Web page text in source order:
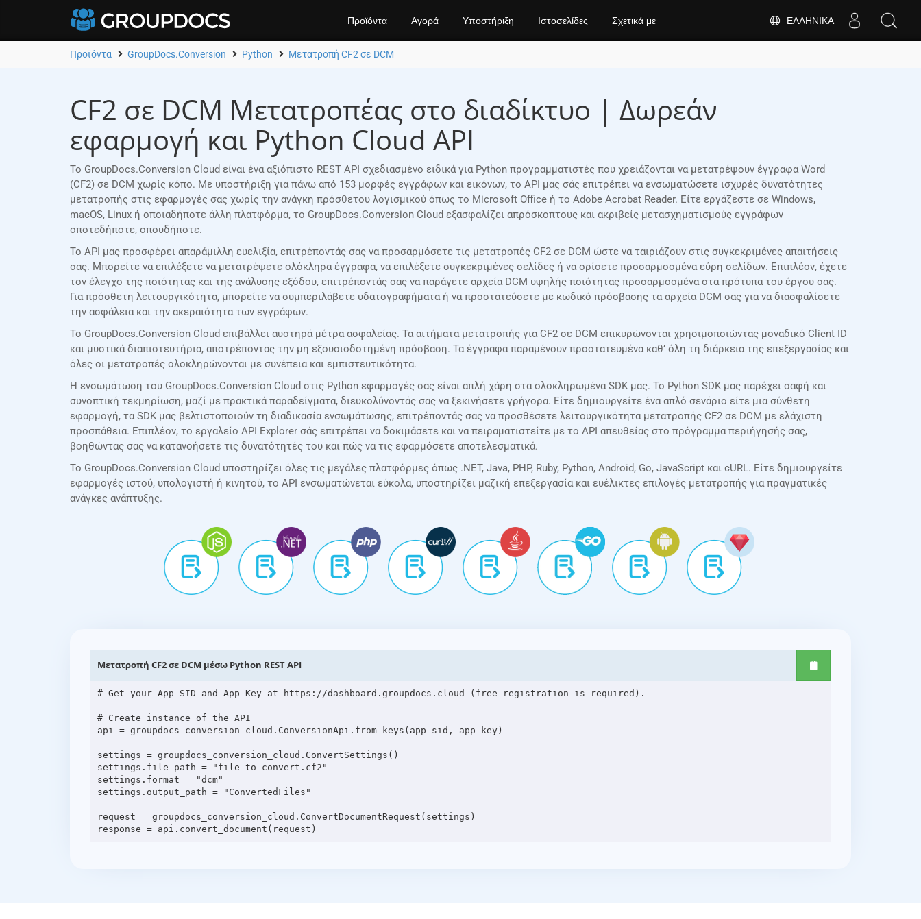
ΕΛΛΗΝΙΚΆ
Προϊόντα Αγορά Υποστήριξη Ιστοσελίδες Σχετικά με
Προϊόντα GroupDocs.Conversion Python Μετατροπή CF2 σε DCM
CF2 σε DCM Μετατροπέας στο διαδίκτυο | Δωρεάν
εφαρμογή και Python Cloud API
Το GroupDocs.Conversion Cloud είναι ένα αξιόπιστο REST API σχεδιασμένο ειδικά για Python προγραμματιστές που χρειάζονται να μετατρέψουν έγγραφα Word
(CF2) σε DCM χωρίς κόπο. Με υποστήριξη για πάνω από 153 μορφές εγγράφων και εικόνων, το API μας σάς επιτρέπει να ενσωματώσετε ισχυρές δυνατότητες
μετατροπής στις εφαρμογές σας χωρίς την ανάγκη πρόσθετου λογισμικού όπως το Microsoft Office ή το Adobe Acrobat Reader. Είτε εργάζεστε σε Windows,
macOS, Linux ή οποιαδήποτε άλλη πλατφόρμα, το GroupDocs.Conversion Cloud εξασφαλίζει απρόσκοπτους και ακριβείς μετασχηματισμούς εγγράφων
οποτεδήποτε, οπουδήποτε.
Το API μας προσφέρει απαράμιλλη ευελιξία, επιτρέποντάς σας να προσαρμόσετε τις μετατροπές CF2 σε DCM ώστε να ταιριάζουν στις συγκεκριμένες απαιτήσεις
σας. Μπορείτε να επιλέξετε να μετατρέψετε ολόκληρα έγγραφα, να επιλέξετε συγκεκριμένες σελίδες ή να ορίσετε προσαρμοσμένα εύρη σελίδων. Επιπλέον, έχετε
τον έλεγχο της ποιότητας και της ανάλυσης εξόδου, επιτρέποντάς σας να παράγετε αρχεία DCM υψηλής ποιότητας προσαρμοσμένα στα πρότυπα του έργου σας.
Για πρόσθετη λειτουργικότητα, μπορείτε να συμπεριλάβετε υδατογραφήματα ή να προστατεύσετε με κωδικό πρόσβασης τα αρχεία DCM σας για να διασφαλίσετε
την ασφάλεια και την ακεραιότητα των εγγράφων.
Το GroupDocs.Conversion Cloud επιβάλλει αυστηρά μέτρα ασφαλείας. Τα αιτήματα μετατροπής για CF2 σε DCM επικυρώνονται χρησιμοποιώντας μοναδικό Client ID
και μυστικά διαπιστευτήρια, αποτρέποντας την μη εξουσιοδοτημένη πρόσβαση. Τα έγγραφα παραμένουν προστατευμένα καθ’ όλη τη διάρκεια της επεξεργασίας και
όλες οι μετατροπές ολοκληρώνονται με συνέπεια και εμπιστευτικότητα.
Η ενσωμάτωση του GroupDocs.Conversion Cloud στις Python εφαρμογές σας είναι απλή χάρη στα ολοκληρωμένα SDK μας. Το Python SDK μας παρέχει σαφή και
συνοπτική τεκμηρίωση, μαζί με πρακτικά παραδείγματα, διευκολύνοντάς σας να ξεκινήσετε γρήγορα. Είτε δημιουργείτε ένα απλό σενάριο είτε μια σύνθετη
εφαρμογή, τα SDK μας βελτιστοποιούν τη διαδικασία ενσωμάτωσης, επιτρέποντάς σας να προσθέσετε λειτουργικότητα μετατροπής CF2 σε DCM με ελάχιστη
προσπάθεια. Επιπλέον, το εργαλείο API Explorer σάς επιτρέπει να δοκιμάσετε και να πειραματιστείτε με το API απευθείας στο πρόγραμμα περιήγησής σας,
βοηθώντας σας να κατανοήσετε τις δυνατότητές του και πώς να τις εφαρμόσετε αποτελεσματικά.
Το GroupDocs.Conversion Cloud υποστηρίζει όλες τις μεγάλες πλατφόρμες όπως .NET, Java, PHP, Ruby, Python, Android, Go, JavaScript και cURL. Είτε δημιουργείτε
εφαρμογές ιστού, υπολογιστή ή κινητού, το API ενσωματώνεται εύκολα, υποστηρίζει μαζική επεξεργασία και ευέλικτες επιλογές μετατροπής για πραγματικές
ανάγκες ανάπτυξης.
Μετατροπή CF2 σε DCM μέσω Python REST API
# Get your App SID and App Key at https://dashboard.groupdocs.cloud (free registration is required).
# Create instance of the API
api = groupdocs_conversion_cloud.ConversionApi.from_keys(app_sid, app_key)
settings = groupdocs_conversion_cloud.ConvertSettings()
settings.file_path = "file-to-convert.cf2"
settings.format = "dcm"
settings.output_path = "ConvertedFiles"
request = groupdocs_conversion_cloud.ConvertDocumentRequest(settings)